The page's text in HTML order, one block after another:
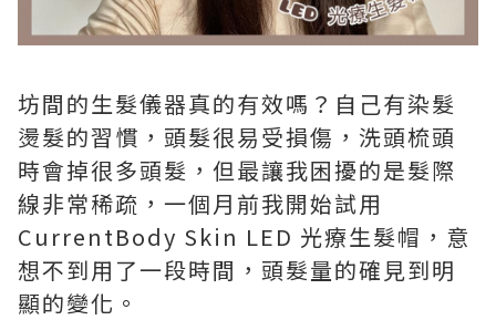
坊間的生髮儀器真的有效嗎？自己有染髮
燙髮的習慣，頭髮很易受損傷，洗頭梳頭
時會掉很多頭髮，但最讓我困擾的是髮際
線非常稀疏，一個月前我開始試用
CurrentBody Skin LED 光療生髮帽，意
想不到用了一段時間，頭髮量的確見到明
顯的變化。